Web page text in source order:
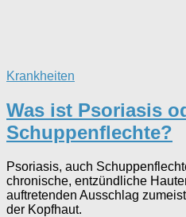
Krankheiten
Was ist Psoriasis
Schuppenflechte?
Psoriasis, auch
chronische, entzündliche
auftretenden Ausschlag
der Kopfhaut.